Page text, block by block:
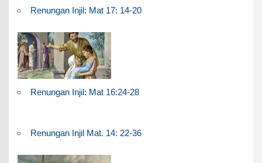
Renungan Injil: Mat 17: 14-20
Renungan Injil: Mat 16:24-28
Renungan Injil Mat. 14: 22-36